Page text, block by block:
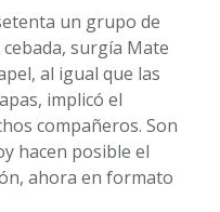
un grupo de
surgía Mate
al igual que las
implicó el
compañeros. Son
hacen posible el
ahora en formato